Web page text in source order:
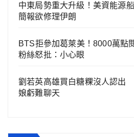
中東局勢重大升級！美資能源
簡報欲修理伊朗
BTS拒參加葛萊美！8000萬點
粉絲怒批：小心眼
劉若英高雄買白糖粿沒人認出
娘虧難聊天